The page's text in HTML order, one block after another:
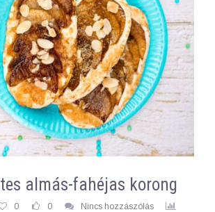
almás-fahéjas korong
0 0
Nincs hozzászólás